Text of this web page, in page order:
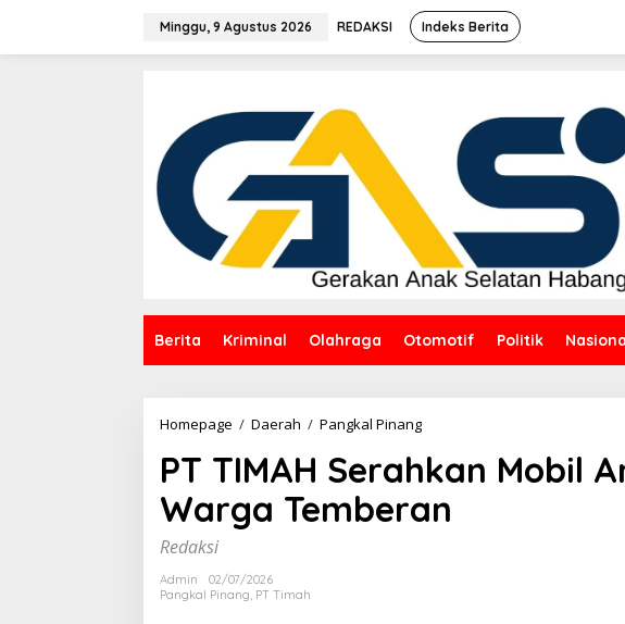
Minggu, 9 Agustus 2026 REDAKSI Indeks Berita
Berita Kriminal Olahraga Otomotif Politik
Homepage / Daerah / Pangkal PinangPT
Serahkan
Mobil
Ambulans
untuk
PT TIMAH Serahkan Mobil
Warga Temberan
Redaksi
Admin
02/07/2026
Pangkal Pinang, PT Timah